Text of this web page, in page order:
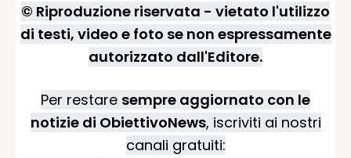
© Riproduzione riservata - vietato l'utilizzo
di testi, video e foto se non espressamente
autorizzato dall'Editore.
Per restare sempre aggiornato con le
notizie di ObiettivoNews, iscriviti ai nostri
canali gratuiti: